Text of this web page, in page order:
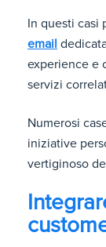
In questi casi
email
experience e
servizi
Numerosi
iniziative
vertiginoso